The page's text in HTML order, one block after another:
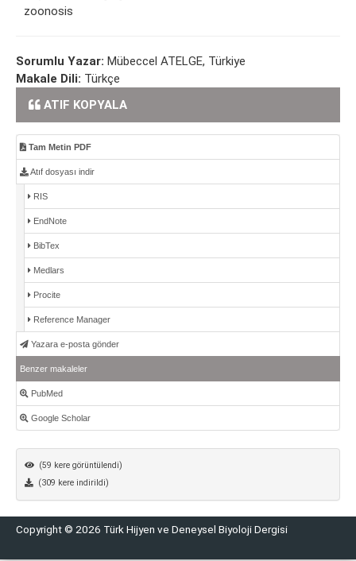
zoonosis
Sorumlu Yazar: Mübeccel ATELGE, Türkiye
Makale Dili: Türkçe
ATIF KOPYALA
Tam Metin PDF
Atıf dosyası indir
RIS
EndNote
BibTex
Medlars
Procite
Reference Manager
Yazara e-posta gönder
Benzer makaleler
PubMed
Google Scholar
(59 kere görüntülendi)
(309 kere indirildi)
Copyright © 2026 Türk Hijyen ve Deneysel Biyoloji Dergisi